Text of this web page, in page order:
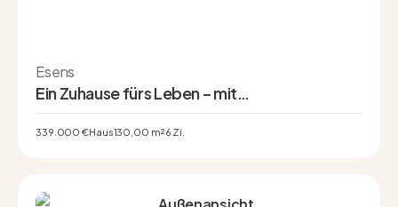
Esens
Ein Zuhause fürs Leben – mit
neue Möglichkeiten
339.000 €Haus130,00 m²6 Zi.